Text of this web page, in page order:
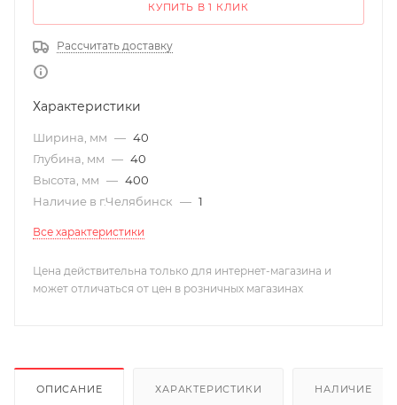
КУПИТЬ В 1 КЛИК
Рассчитать доставку
Характеристики
Ширина, мм — 40
Глубина, мм — 40
Высота, мм — 400
Наличие в г.Челябинск — 1
Все характеристики
Цена действительна только для интернет-магазина и
может отличаться от цен в розничных магазинах
ОПИСАНИЕ ХАРАКТЕРИСТИКИ НАЛИЧИЕ